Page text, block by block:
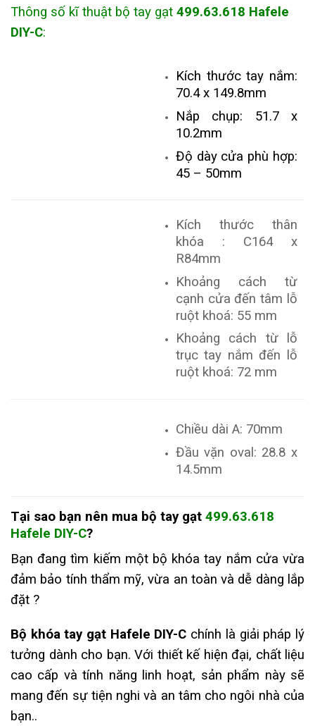
Thông số kĩ thuật bộ tay gạt 499.63.618 Hafele
DIY-C:
Kích thước tay nắm:
70.4 x 149.8mm
Nắp chụp: 51.7 x
10.2mm
Độ dày cửa phù hợp:
45 – 50mm
Kích thước thân
khóa : C164 x
R84mm
Khoảng cách từ
cạnh cửa đến tâm lỗ
ruột khoá: 55 mm
Khoảng cách từ lỗ
trục tay nắm đến lỗ
ruột khoá: 72 mm
Chiều dài A: 70mm
Đầu vặn oval: 28.8 x
14.5mm
Tại sao bạn nên mua bộ tay gạt 499.63.618
Hafele DIY-C?
Bạn đang tìm kiếm một bộ khóa tay nắm cửa vừa
đảm bảo tính thẩm mỹ, vừa an toàn và dễ dàng lắp
đặt ?
Bộ khóa tay gạt Hafele DIY-C chính là giải pháp lý
tưởng dành cho bạn. Với thiết kế hiện đại, chất liệu
cao cấp và tính năng linh hoạt, sản phẩm này sẽ
mang đến sự tiện nghi và an tâm cho ngôi nhà của
bạn..